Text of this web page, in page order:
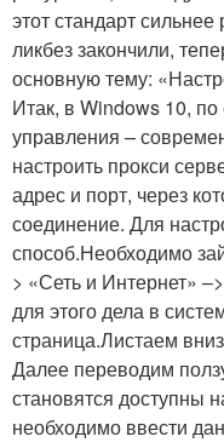
этот стандарт
ликбез закончили,
основную тему:
Итак, в Windows 10,
управления –
настроить прокси
адрес и порт, через
соединение. Для
способ.Необходимо
> «Сеть и Интернет»
для этого дела в
страница.Листаем
Далее переводим
становятся доступны
необходимо ввести